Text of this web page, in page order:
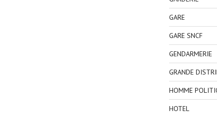
GARE
GARE SNCF
GENDARMERIE
GRANDE
HOMME
HOTEL